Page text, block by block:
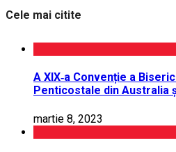
Cele mai citite
A XIX‑a Convenție a
Penticostale din Australia
martie 8, 2023